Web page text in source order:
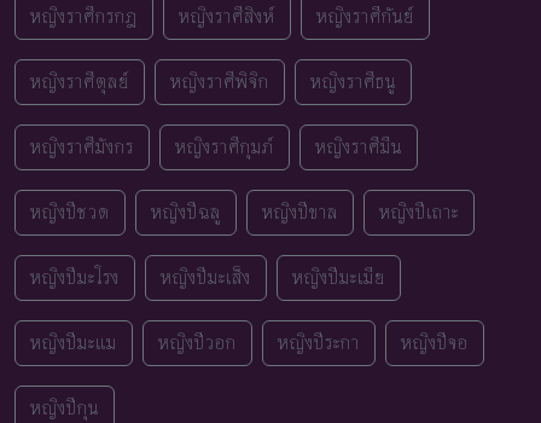
หญิงราศีกรกฎ หญิงราศีสิงห์ หญิงราศีกันย์
หญิงราศีตุลย์ หญิงราศีพิจิก หญิงราศีธนู
หญิงราศีมังกร หญิงราศีกุมภ์ หญิงราศีมีน
หญิงปีชวด หญิงปีฉลู หญิงปีขาล หญิงปีเถาะ
หญิงปีมะโรง หญิงปีมะเส็ง หญิงปีมะเมีย
หญิงปีมะแม หญิงปีวอก หญิงปีระกา หญิงปีจอ
หญิงปีกุน